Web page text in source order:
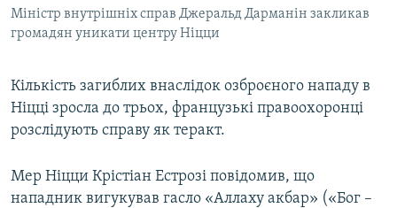
КРИМ РЕАЛІЇ
УКР
КТАТ
ДОЛУЧАЙСЯ!
Міністр внутрішніх справ Джеральд Дарманін закликав
громадян уникати центру Ніцци
Кількість загиблих внаслідок озброєного нападу в
Ніцці зросла до трьох, французькі правоохоронці
розслідують справу як теракт.
Мер Ніцци Крістіан Естрозі повідомив, що
нападник вигукував гасло «Аллаху акбар» («Бог –